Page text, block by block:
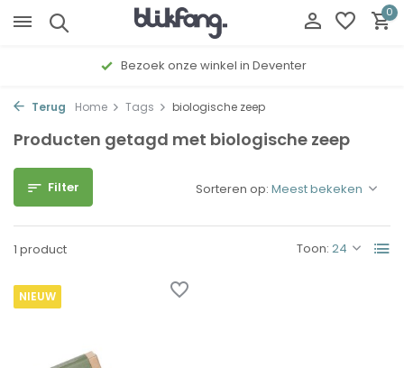
0
Bezoek onze winkel in Deventer
Terug Home Tags biologische zeep
Producten getagd met biologische zeep
Filter
1 product Toon:
Sorteren op:
NIEUW